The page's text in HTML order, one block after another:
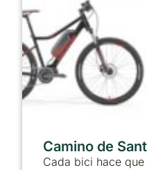
Camino de
Cada bici hace